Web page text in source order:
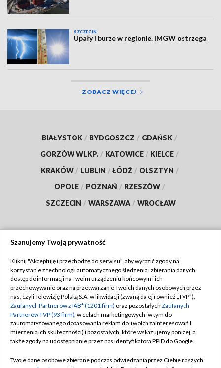
SZCZECIN
Upały i burze w regionie. IMGW ostrzega
ZOBACZ WIĘCEJ
BIAŁYSTOK / BYDGOSZCZ / GDAŃSK /
GORZÓW WLKP. / KATOWICE / KIELCE /
KRAKÓW / LUBLIN / ŁÓDŹ / OLSZTYN /
OPOLE / POZNAŃ / RZESZÓW /
SZCZECIN / WARSZAWA / WROCŁAW
TVP
Abonament TVP
Emisja w TVP
Centrum informacji TVP
Naziemna Telewizja Cyfrowa
Regulamin TVP
Polityka prywatności
Moje zgody
Pomoc
Szanujemy Twoją prywatność
Kliknij "Akceptuję i przechodzę do serwisu", aby wyrazić zgody na
korzystanie z technologii automatycznego śledzenia i zbierania danych,
dostęp do informacji na Twoim urządzeniu końcowym i ich
przechowywanie oraz na przetwarzanie Twoich danych osobowych przez
nas, czyli Telewizję Polską S.A. w likwidacji (zwaną dalej również „TVP”),
Zaufanych Partnerów z IAB* (1201 firm) oraz pozostałych Zaufanych
Partnerów TVP (93 firm), w celach marketingowych (w tym do
zautomatyzowanego dopasowania reklam do Twoich zainteresowań i
mierzenia ich skuteczności) i pozostałych, które wskazujemy poniżej, a
także zgody na udostępnianie przez nas identyfikatora PPID do Google.
Twoje dane osobowe zbierane podczas odwiedzania przez Ciebie naszych